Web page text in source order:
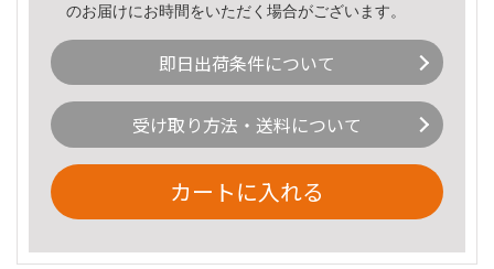
のお届けにお時間をいただく場合がございます。
即日出荷条件について
受け取り方法・送料について
カートに入れる